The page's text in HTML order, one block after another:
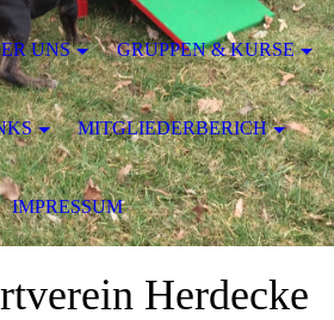
Herdecke
UNS GRUPPEN & KURSE
MITGLIEDERBERICH
IMPRESSUM